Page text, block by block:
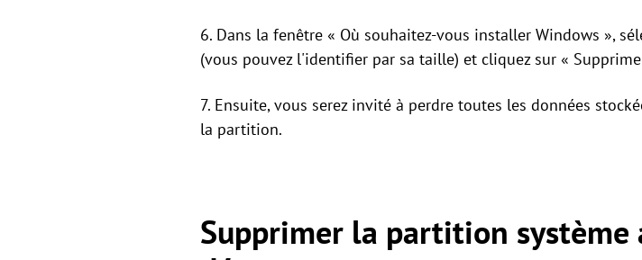
6. Dans la fenêtre « Où souhaitez-vous installer Windows »,
(vous pouvez l'identifier par sa taille) et cliquez sur «
7. Ensuite, vous serez invité à perdre toutes les données
la partition.
Supprimer la partition système